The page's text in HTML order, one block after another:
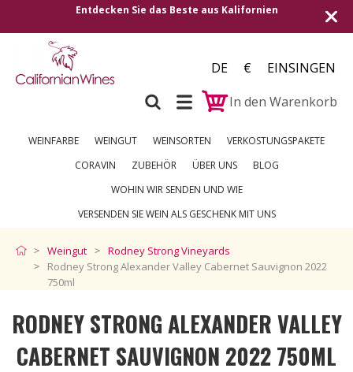
Versand in alle europäischen Länder |
DE €
EINSINGEN
In den Warenkorb
WEINFARBE WEINGUT WEINSORTEN
VERKOSTUNGSPAKETE
CORAVIN
ZUBEHÖR ÜBER UNS
BLOG
WOHIN WIR SENDEN UND WIE
VERSENDEN SIE WEIN ALS GESCHENK MIT UNS
Weingut
Rodney Strong Vineyards
Rodney Strong Alexander Valley Cabernet Sauvignon 2022
750ml
RODNEY STRONG ALEXANDER VALLEY
CABERNET SAUVIGNON 2022 750ML